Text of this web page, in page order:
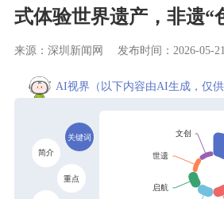
式体验世界遗产，非遗“
来源：深圳新闻网 发布时间：2026-05-21
AI视界 （以下内容由AI生成，仅供
关键词
简介
重点